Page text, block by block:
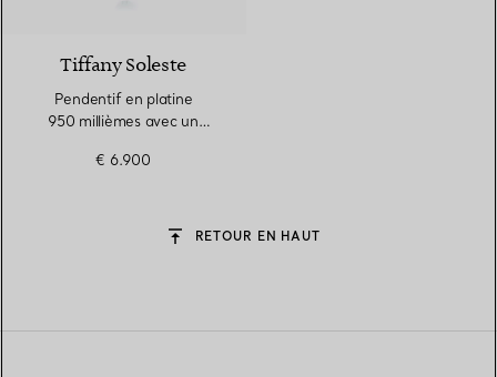
Tiffany Soleste
Pendentif en platine
950 millièmes avec un
€ 6.900
RETOUR EN HAUT